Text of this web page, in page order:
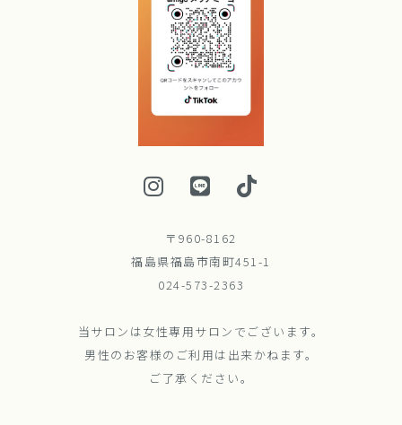
〒960-8162
福島県福島市南町451-1
024-573-2363
当サロンは女性専用サロンでございます。
男性のお客様のご利用は出来かねます。
ご了承ください。